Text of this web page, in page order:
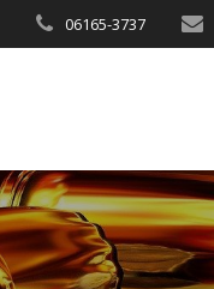
06165-3737